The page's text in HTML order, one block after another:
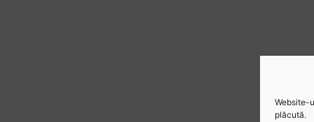
Website-
plăcută.